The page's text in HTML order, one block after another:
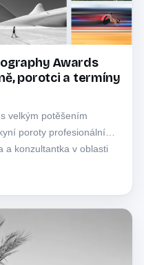
Awards
porotci a termíny
velkým potěšením
poroty profesionální
a konzultantka v oblasti